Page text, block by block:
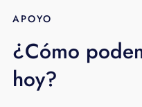
BLOG
APOYO
APOYO
¿Cómo
hoy?